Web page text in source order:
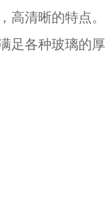
高清晰的特点。
足各种玻璃的厚